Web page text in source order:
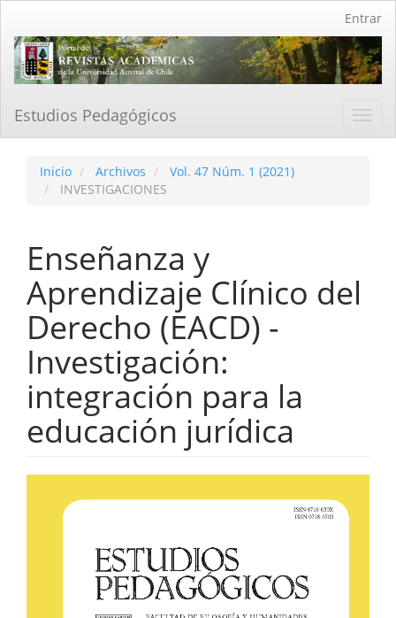
Contenido
principal
Barra
Entrar
Estudios Pedagógicos
Inicio Archivos
Vol. 47 Núm. 1 (2021)
INVESTIGACIONES
Enseñanza y
Aprendizaje Clínico del
Derecho (EACD) -
Investigación:
integración para la
educación jurídica
lateral
artículo